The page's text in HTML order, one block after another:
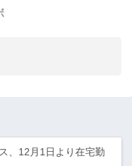
、12月1日より在宅勤